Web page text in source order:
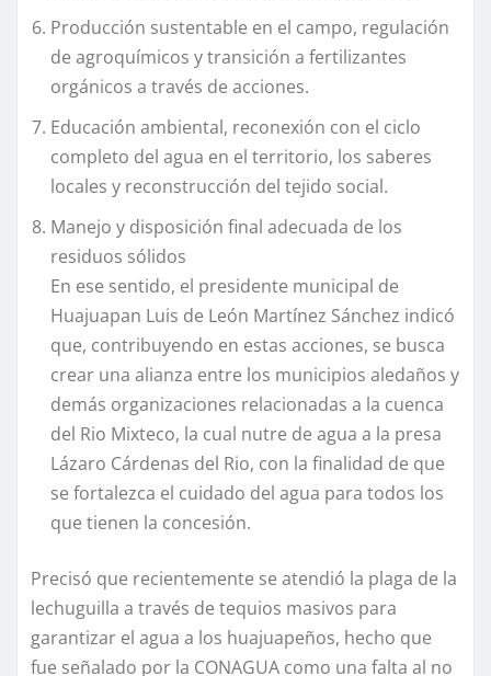
Producción sustentable en el campo, regulación
de agroquímicos y transición a fertilizantes
orgánicos a través de acciones.
Educación ambiental, reconexión con el ciclo
completo del agua en el territorio, los saberes
locales y reconstrucción del tejido social.
Manejo y disposición final adecuada de los
residuos sólidos
En ese sentido, el presidente municipal de
Huajuapan Luis de León Martínez Sánchez indicó
que, contribuyendo en estas acciones, se busca
crear una alianza entre los municipios aledaños y
demás organizaciones relacionadas a la cuenca
del Rio Mixteco, la cual nutre de agua a la presa
Lázaro Cárdenas del Rio, con la finalidad de que
se fortalezca el cuidado del agua para todos los
que tienen la concesión.
Precisó que recientemente se atendió la plaga de la
lechuguilla a través de tequios masivos para
garantizar el agua a los huajuapeños, hecho que
fue señalado por la CONAGUA como una falta al no